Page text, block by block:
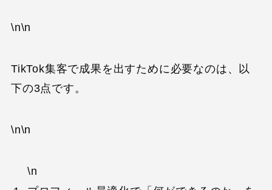
\n\n
TikTok集客で成果を出すために必要なのは、以
下の3点です。
\n\n
\n